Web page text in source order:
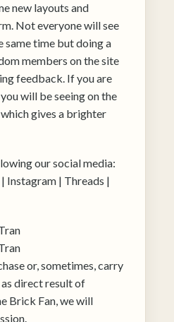
new layouts and
Not everyone will see
same time but doing a
members on the site
feedback. If you are
will be seeing on the
gives a brighter
our social media:
Instagram | Threads |
or, sometimes, carry
direct result of
Brick Fan, we will